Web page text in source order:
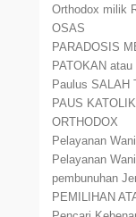
Orthodox milik
OSAS
PARADOSIS
PATOKAN
Paulus SALAH
PAUS
ORTHODOX
Pelayanan
Pelayanan
pembunuhan
PEMILIHAN